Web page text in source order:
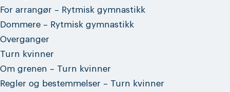
For arrangør – Rytmisk gymnastikk
Dommere – Rytmisk gymnastikk
Overganger
Turn kvinner
Om grenen – Turn kvinner
Regler og bestemmelser – Turn kvinner